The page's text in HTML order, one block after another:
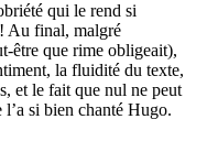
qui le rend si
Au final, malgré
être que rime obligeait),
la fluidité du texte,
et le fait que nul ne peut
si bien chanté Hugo.